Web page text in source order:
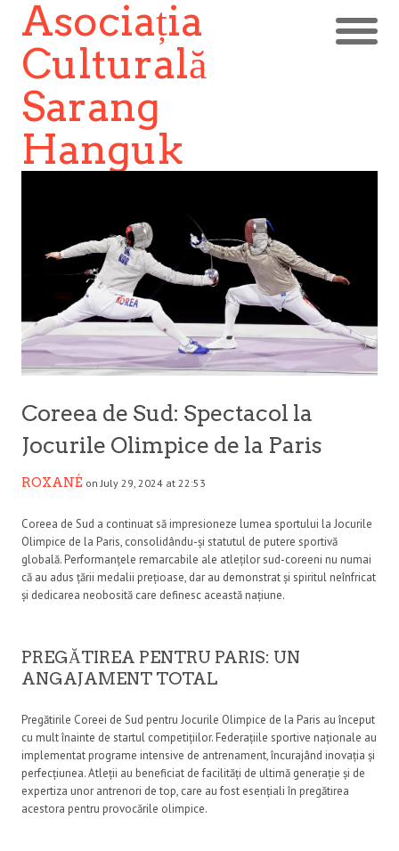
Asociația
Culturală
Sarang
Hanguk
Coreea de Sud: Spectacol la
Jocurile Olimpice de la Paris
ROXANÉ on July 29, 2024 at 22:53
Coreea de Sud a continuat să impresioneze lumea sportului la Jocurile
Olimpice de la Paris, consolidându-și statutul de putere sportivă
globală. Performanțele remarcabile ale atleților sud-coreeni nu numai
că au adus țării medalii prețioase, dar au demonstrat și spiritul neînfricat
și dedicarea neobosită care definesc această națiune.
PREGĂTIREA PENTRU PARIS: UN
ANGAJAMENT TOTAL
Pregătirile Coreei de Sud pentru Jocurile Olimpice de la Paris au început
cu mult înainte de startul competițiilor. Federațiile sportive naționale au
implementat programe intensive de antrenament, încurajând inovația și
perfecțiunea. Atleții au beneficiat de facilități de ultimă generație și de
expertiza unor antrenori de top, care au fost esențiali în pregătirea
acestora pentru provocările olimpice.